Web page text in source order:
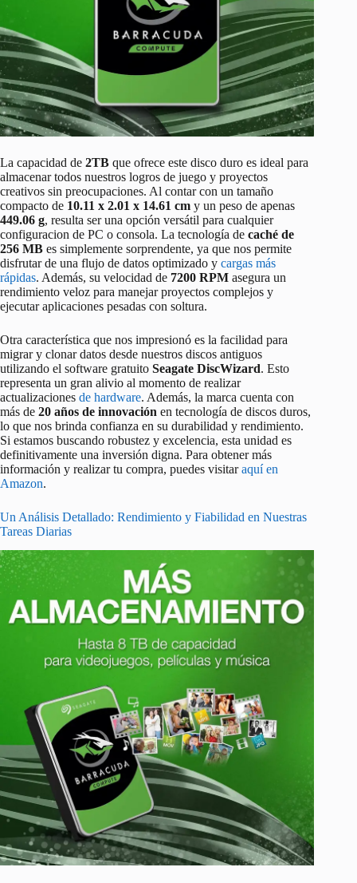
La capacidad de 2TB que ofrece este disco duro es ideal para
almacenar todos nuestros logros de juego y proyectos
creativos sin preocupaciones. Al contar con un tamaño
compacto de 10.11 x 2.01 x 14.61 cm y un peso de apenas
449.06 g, resulta ser una opción versátil para cualquier
configuracion de PC o consola. La tecnología de caché de
256 MB es simplemente sorprendente, ya que nos permite
disfrutar de una flujo de datos optimizado y cargas más
rápidas. Además, su velocidad de 7200 RPM asegura un
rendimiento veloz para manejar proyectos complejos y
ejecutar aplicaciones pesadas con soltura.
Otra característica que nos impresionó es la facilidad para
migrar y clonar datos desde nuestros discos antiguos
utilizando el software gratuito Seagate DiscWizard. Esto
representa un gran alivio al momento de realizar
actualizaciones de hardware. Además, la marca cuenta con
más de 20 años de innovación en tecnología de discos duros,
lo que nos brinda confianza en su durabilidad y rendimiento.
Si estamos buscando robustez y excelencia, esta unidad es
definitivamente una inversión digna. Para obtener más
información y realizar tu compra, puedes visitaraquí en
Amazon.
Un Análisis Detallado: Rendimiento y Fiabilidad en Nuestras
Tareas Diarias